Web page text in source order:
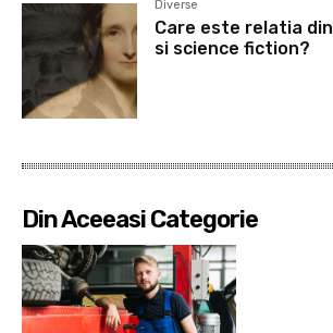
Diverse
Care este relatia
si science fiction?
Din Aceeasi Categorie